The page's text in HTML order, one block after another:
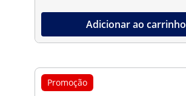
Adicionar ao carrinho
Promoção